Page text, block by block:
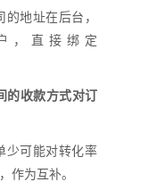
地址在后台，
，直接绑定
的收款方式对订
少可能对转化率
作为互补。